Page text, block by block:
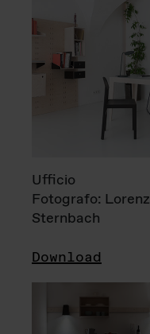
Ufficio
Fotografo: Lorenz
Sternbach
Download